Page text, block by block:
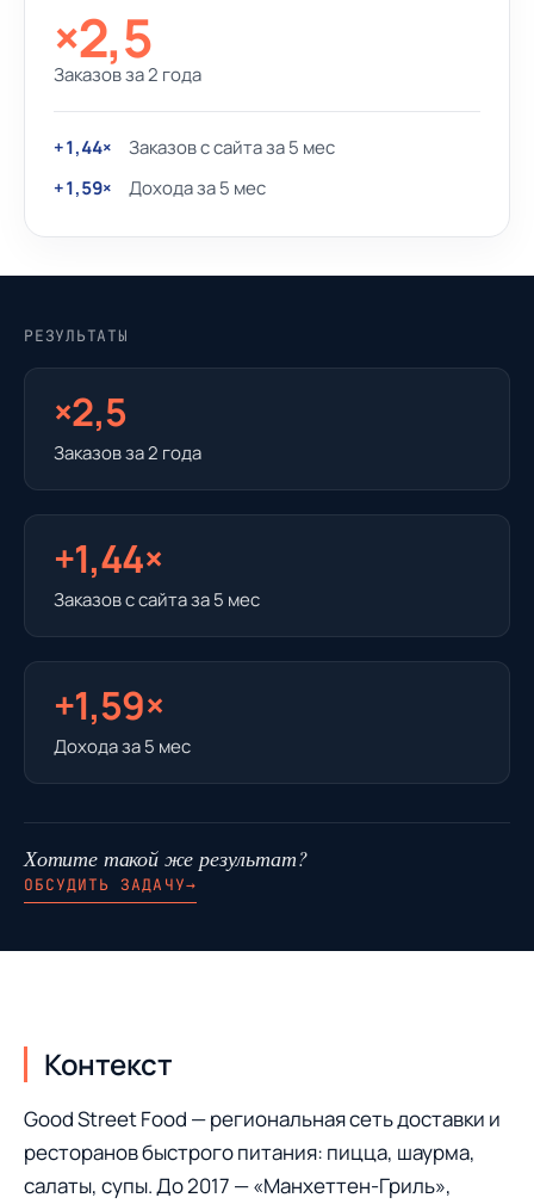
×2,5
Заказов за 2 года
+1,44×
Заказов с сайта за 5 мес
+1,59×
Дохода за 5 мес
РЕЗУЛЬТАТЫ
×2,5
Заказов за 2 года
+1,44×
Заказов с сайта за 5 мес
+1,59×
Дохода за 5 мес
Хотите такой же результат?
ОБСУДИТЬ ЗАДАЧУ→
Контекст
Good Street Food — региональная сеть доставки и
ресторанов быстрого питания: пицца, шаурма,
салаты, супы. До 2017 — «Манхеттен-Гриль»,